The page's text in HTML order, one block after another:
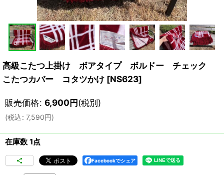
高級こたつ上掛け ボアタイプ ボルドー チェック
こたつカバー コタツかけ [NS623]
販売価格: 6,900円(税別)
(税込: 7,590円)
在庫数 1点
Facebookでシェア